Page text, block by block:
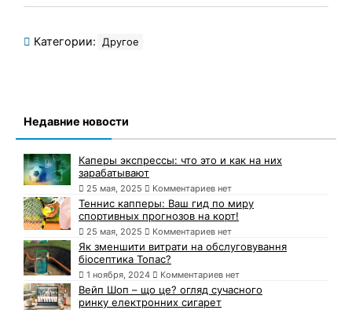
Категории: Другое
Недавние новости
Каперы экспрессы: что это и как на них
зарабатывают
25 мая, 2025 Комментариев нет
Теннис капперы: Ваш гид по миру
спортивных прогнозов на корт!
25 мая, 2025 Комментариев нет
Як зменшити витрати на обслуговування
біосептика Топас?
1 ноября, 2024 Комментариев нет
Вейп Шоп – що це? огляд сучасного
ринку електронних сигарет